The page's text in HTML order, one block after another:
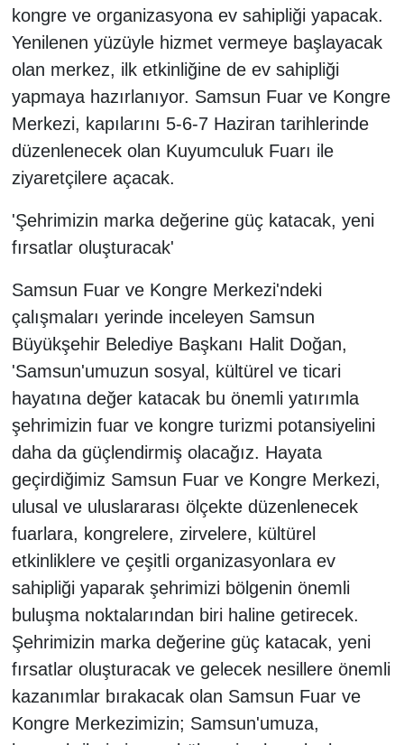
kongre ve organizasyona ev sahipliği yapacak.
Yenilenen yüzüyle hizmet vermeye başlayacak
olan merkez, ilk etkinliğine de ev sahipliği
yapmaya hazırlanıyor. Samsun Fuar ve Kongre
Merkezi, kapılarını 5-6-7 Haziran tarihlerinde
düzenlenecek olan Kuyumculuk Fuarı ile
ziyaretçilere açacak.
'Şehrimizin marka değerine güç katacak, yeni
fırsatlar oluşturacak'
Samsun Fuar ve Kongre Merkezi'ndeki
çalışmaları yerinde inceleyen Samsun
Büyükşehir Belediye Başkanı Halit Doğan,
'Samsun'umuzun sosyal, kültürel ve ticari
hayatına değer katacak bu önemli yatırımla
şehrimizin fuar ve kongre turizmi potansiyelini
daha da güçlendirmiş olacağız. Hayata
geçirdiğimiz Samsun Fuar ve Kongre Merkezi,
ulusal ve uluslararası ölçekte düzenlenecek
fuarlara, kongrelere, zirvelere, kültürel
etkinliklere ve çeşitli organizasyonlara ev
sahipliği yaparak şehrimizi bölgenin önemli
buluşma noktalarından biri haline getirecek.
Şehrimizin marka değerine güç katacak, yeni
fırsatlar oluşturacak ve gelecek nesillere önemli
kazanımlar bırakacak olan Samsun Fuar ve
Kongre Merkezimizin; Samsun'umuza,